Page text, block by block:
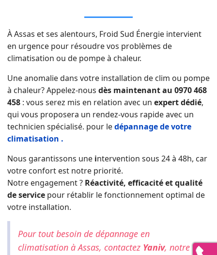
À Assas et ses alentours, Froid Sud Énergie intervient
en urgence pour résoudre vos problèmes de
climatisation ou de pompe à chaleur.
Une anomalie dans votre installation de clim ou pompe
à chaleur? Appelez-nous dès maintenant au 0970 468
458 : vous serez mis en relation avec un expert dédié,
qui vous proposera un rendez-vous rapide avec un
technicien spécialisé. pour ledépannage de votre
climatisation .
Nous garantissons une intervention sous 24 à 48h, car
votre confort est notre priorité.
Notre engagement ? Réactivité, efficacité et qualité
de service pour rétablir le fonctionnement optimal de
votre installation.
Pour tout besoin de dépannage en
climatisation à Assas, contactez Yaniv, notre